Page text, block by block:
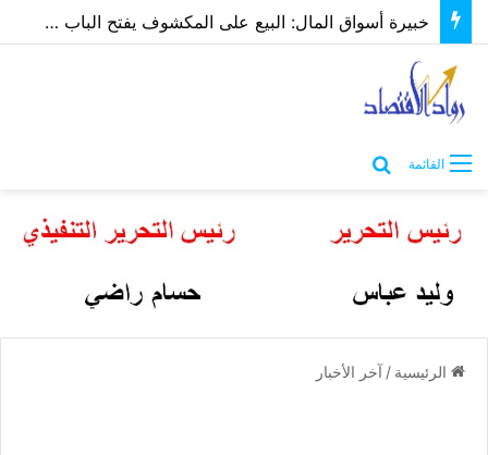
خبيرة أسواق المال: البيع على المكشوف يفتح الباب لاستراتيجيات استثمار جديدة
القائمة
الرئيسية / آخر الأخبار